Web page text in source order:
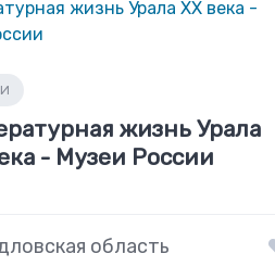
жизнь Урала
- Музеи России
область